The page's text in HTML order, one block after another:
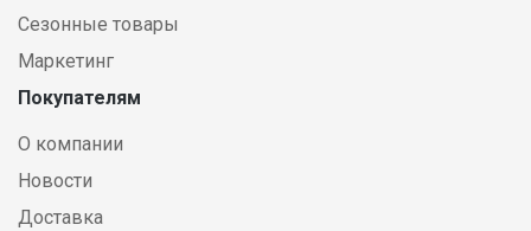
Сезонные товары
Маркетинг
Покупателям
О компании
Новости
Доставка